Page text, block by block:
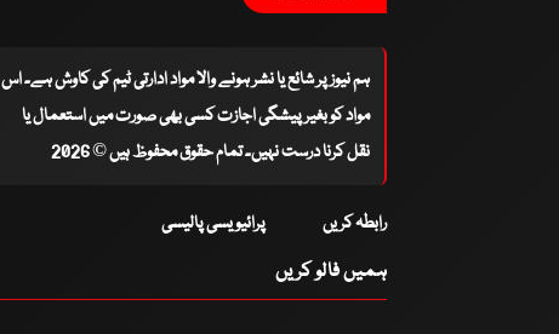
ہم نیوز پر شائع یا نشر ہونے والا مواد ادارتی ٹیم کی کاوش ہے۔ اس
مواد کو بغیر پیشگی اجازت کسی بھی صورت میں استعمال یا
نقل کرنا درست نہیں۔ تمام حقوق محفوظ ہیں © 2026
رابطہ کریں پرائیویسی پالیسی
ہمیں فالو کریں